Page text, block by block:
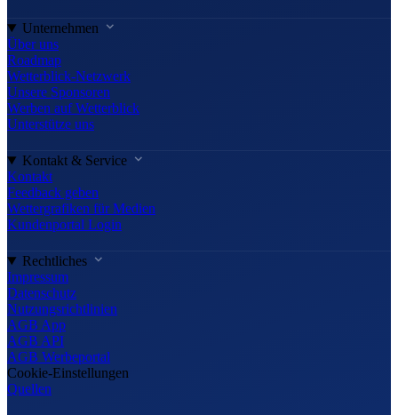
Unternehmen
Über uns
Roadmap
Wetterblick-Netzwerk
Unsere Sponsoren
Werben auf Wetterblick
Unterstütze uns
Kontakt & Service
Kontakt
Feedback geben
Wettergrafiken für Medien
Kundenportal Login
Rechtliches
Impressum
Datenschutz
Nutzungsrichtlinien
AGB App
AGB API
AGB Werbeportal
Cookie-Einstellungen
Quellen